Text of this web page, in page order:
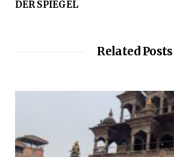
DER SPIEGEL
Related Posts